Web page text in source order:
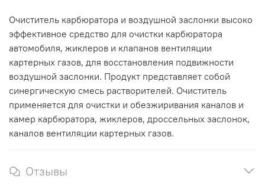
Очиститель карбюратора и воздушной заслонки высоко
эффективное средство для очистки карбюратора
автомобиля, жиклеров и клапанов вентиляции
картерных газов, для восстановления подвижности
воздушной заслонки. Продукт представляет собой
синергическую смесь растворителей. Очиститель
применяется для очистки и обезжиривания каналов и
камер карбюратора, жиклеров, дроссельных заслонок,
каналов вентиляции картерных газов.
Отзывы